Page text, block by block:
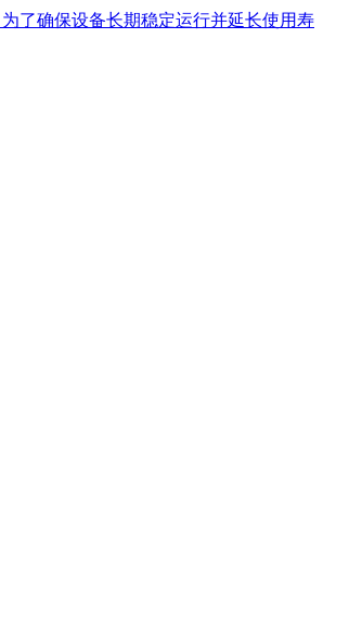
了确保设备长期稳定运行并延长使用寿